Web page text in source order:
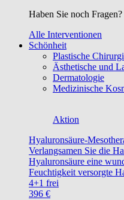
Haben Sie noch
Alle Interventionen
Schönheit
Plastische
Ästhetische und
Dermatologie
Medizinische
Aktion
Hyaluronsäure-
Verlangsamen Sie die
Hyaluronsäure eine
Feuchtigkeit versorgte
4+1 frei
396 €